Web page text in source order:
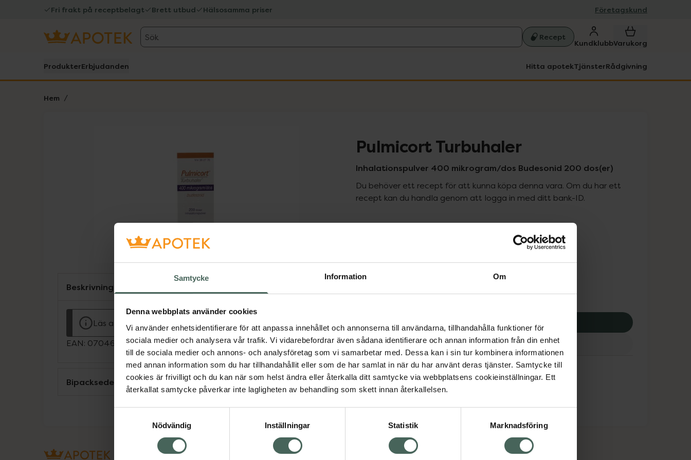
Samtycke Information Om
Denna webbplats använder cookies
Vi använder enhetsidentifierare för att anpassa innehållet och annonserna till användarna, tillhandahålla funktioner för
sociala medier och analysera vår trafik. Vi vidarebefordrar även sådana identifierare och annan information från din enhet
till de sociala medier och annons- och analysföretag som vi samarbetar med. Dessa kan i sin tur kombinera informationen
med annan information som du har tillhandahållit eller som de har samlat in när du har använt deras tjänster. Samtycke till
cookies är frivilligt och du kan när som helst ändra eller återkalla ditt samtycke via webbplatsens cookieinställningar. Ett
återkallat samtycke påverkar inte lagligheten av behandling som skett innan återkallelsen.
Nödvändig
Inställningar Statistik Marknadsföring
Fri frakt på receptbelagt Brett utbud Hälsosamma priser Företagskund
Sök Recept
KundklubbVarukorg
ProdukterErbjudanden Hitta apotekTjänsterRådgivning
Hem
Pulmicort Turbuhaler
Inhalationspulver 400 mikrogram/dos Budesonid 200 dos(er)
Du behöver ett recept för att kunna köpa denna vara. Om du har ett
recept kan du handla genom att logga in med ditt bank-ID.
Högkostnadsskyddet gäller
455,98 kr
Köp via ditt recept
Aktuella erbjudanden
Beskrivning
Läs alltid bipacksedeln innan användning.
EAN: 07046263827704
Bipacksedel från FASS Visa
Om recept och läkemedel